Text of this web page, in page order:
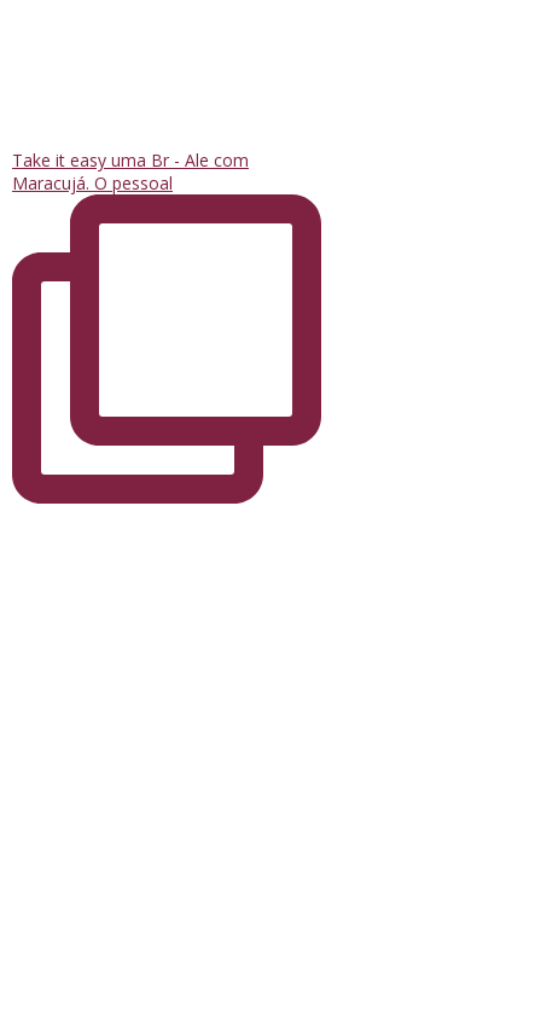
Take it easy uma Br - Ale com
Maracujá. O pessoal